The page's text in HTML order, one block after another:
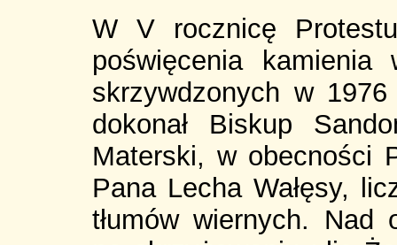
W V rocznicę
poświęcenia
skrzywdzonych w
dokonał Biskup
Materski, w obecności
Pana Lecha Wałęsy,
tłumów wiernych. Nad